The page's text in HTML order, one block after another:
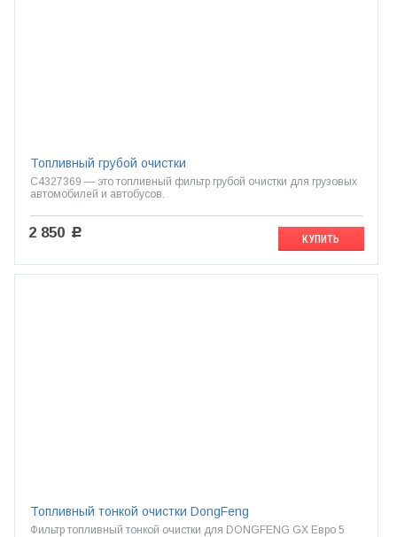
Топливный грубой очистки
C4327369 — это топливный фильтр грубой очистки для грузовых
автомобилей и автобусов.
2 850 c
КУПИТЬ
Топливный тонкой очистки DongFeng
Фильтр топливный тонкой очистки для DONGFENG GX Евро 5